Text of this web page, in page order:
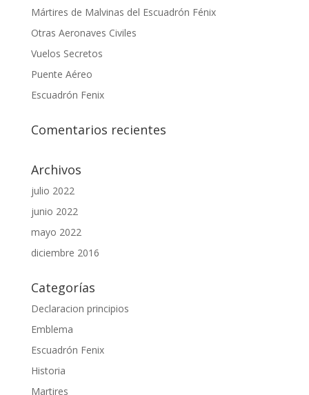
Mártires de Malvinas del Escuadrón Fénix
Otras Aeronaves Civiles
Vuelos Secretos
Puente Aéreo
Escuadrón Fenix
Comentarios recientes
Archivos
julio 2022
junio 2022
mayo 2022
diciembre 2016
Categorías
Declaracion principios
Emblema
Escuadrón Fenix
Historia
Martires